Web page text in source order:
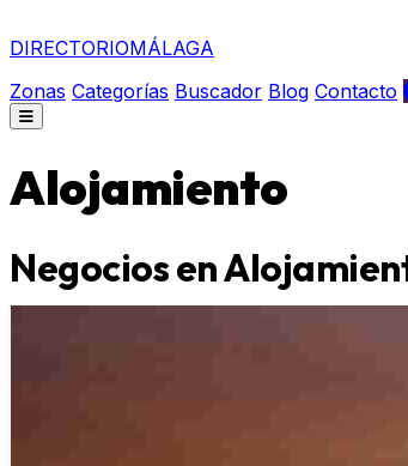
DIRECTORIOMÁLAGA
Zonas Categorías Buscador Blog Contacto
Alojamiento
Negocios en